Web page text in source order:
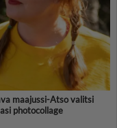
maajussi-Atso valitsi
photocollage